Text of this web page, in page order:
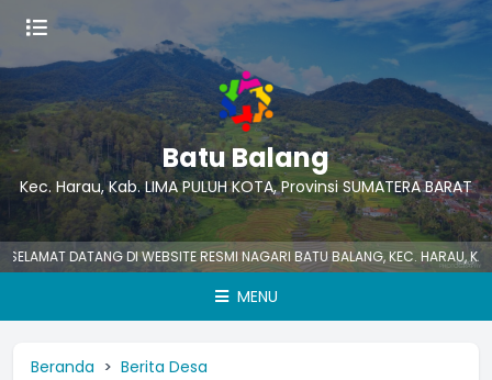
Batu Balang
Kec. Harau, Kab. LIMA PULUH KOTA, Provinsi SUMATERA BARAT
DATANG DI WEBSITE RESMI NAGARI BATU BALANG, KEC. HARAU, KAB.
MENU
Beranda Berita Desa